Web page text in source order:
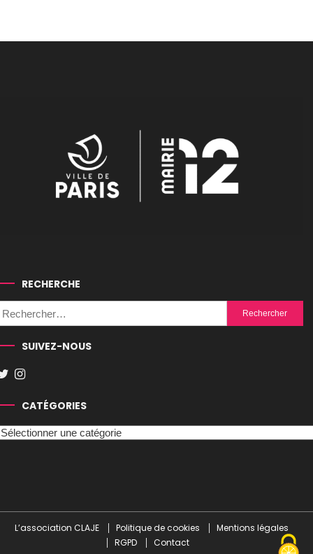
RECHERCHE
Rechercher :
SUIVEZ-NOUS
CATÉGORIES
L’association CLAJE Politique de cookies
Mentions légales
RGPD
Contact